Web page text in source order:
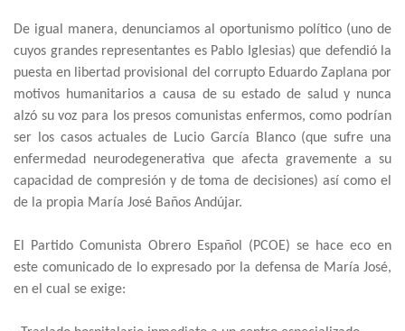
De igual manera, denunciamos al oportunismo político (uno de
cuyos grandes representantes es Pablo Iglesias) que defendió la
puesta en libertad provisional del corrupto Eduardo Zaplana por
motivos humanitarios a causa de su estado de salud y nunca
alzó su voz para los presos comunistas enfermos, como podrían
ser los casos actuales de Lucio García Blanco (que sufre una
enfermedad neurodegenerativa que afecta gravemente a su
capacidad de compresión y de toma de decisiones) así como el
de la propia María José Baños Andújar.
El Partido Comunista Obrero Español (PCOE) se hace eco en
este comunicado de lo expresado por la defensa de María José,
en el cual se exige: